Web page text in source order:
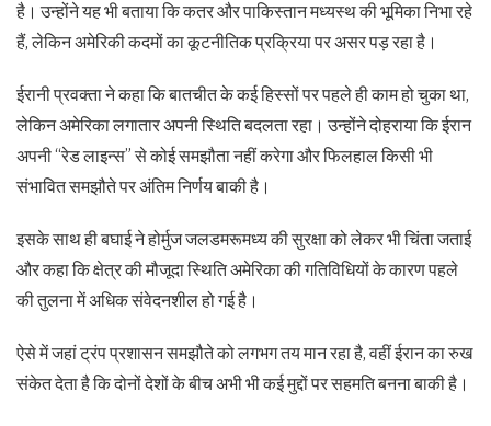
है। उन्होंने यह भी बताया कि कतर और पाकिस्तान मध्यस्थ की भूमिका निभा रहे
हैं, लेकिन अमेरिकी कदमों का कूटनीतिक प्रक्रिया पर असर पड़ रहा है।
ईरानी प्रवक्ता ने कहा कि बातचीत के कई हिस्सों पर पहले ही काम हो चुका था,
लेकिन अमेरिका लगातार अपनी स्थिति बदलता रहा। उन्होंने दोहराया कि ईरान
अपनी “रेड लाइन्स” से कोई समझौता नहीं करेगा और फिलहाल किसी भी
संभावित समझौते पर अंतिम निर्णय बाकी है।
इसके साथ ही बघाई ने होर्मुज जलडमरूमध्य की सुरक्षा को लेकर भी चिंता जताई
और कहा कि क्षेत्र की मौजूदा स्थिति अमेरिका की गतिविधियों के कारण पहले
की तुलना में अधिक संवेदनशील हो गई है।
ऐसे में जहां ट्रंप प्रशासन समझौते को लगभग तय मान रहा है, वहीं ईरान का रुख
संकेत देता है कि दोनों देशों के बीच अभी भी कई मुद्दों पर सहमति बनना बाकी है।